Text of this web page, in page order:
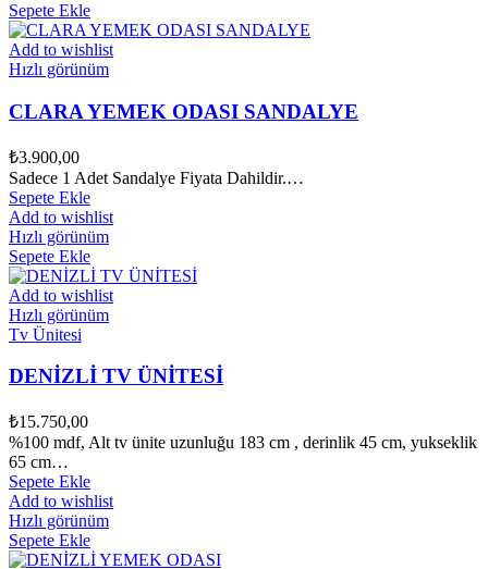
Sepete Ekle
Add to wishlist
Hızlı görünüm
CLARA YEMEK ODASI SANDALYE
₺3.900,00
Sadece 1 Adet Sandalye Fiyata Dahildir.…
Sepete Ekle
Add to wishlist
Hızlı görünüm
Sepete Ekle
Add to wishlist
Hızlı görünüm
Tv Ünitesi
DENİZLİ TV ÜNİTESİ
₺15.750,00
%100 mdf, Alt tv ünite uzunluğu 183 cm , derinlik 45 cm, yukseklik
65 cm…
Sepete Ekle
Add to wishlist
Hızlı görünüm
Sepete Ekle